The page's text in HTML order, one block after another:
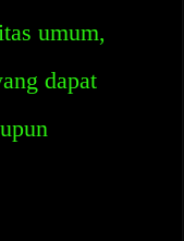
umum,
dapat